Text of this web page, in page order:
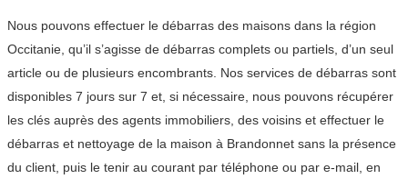
Nous pouvons effectuer le débarras des maisons dans la région
Occitanie, qu’il s’agisse de débarras complets ou partiels, d’un seul
article ou de plusieurs encombrants. Nos services de débarras sont
disponibles 7 jours sur 7 et, si nécessaire, nous pouvons récupérer
les clés auprès des agents immobiliers, des voisins et effectuer le
débarras et nettoyage de la maison à Brandonnet sans la présence
du client, puis le tenir au courant par téléphone ou par e-mail, en